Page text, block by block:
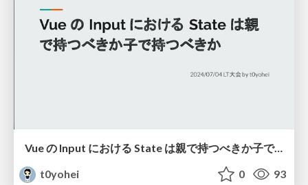
Vue の Input における State は親で持つべきか子で持つべきか
t0yohei
0 93